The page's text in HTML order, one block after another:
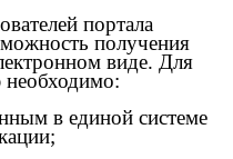
портала
получения
виде. Для
необходимо:
в единой системе